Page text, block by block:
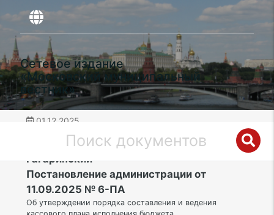
Сетевое издание
«Московский муниципальный
вестник»
01.12.2025
ЮЗАО | Муниципальный округ
Гагаринский
Постановление администрации от
11.09.2025 № 6-ПА
Об утверждении порядка составления и ведения